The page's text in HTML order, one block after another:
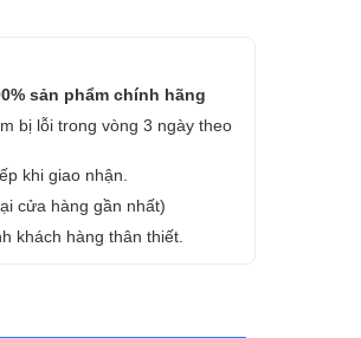
sản phẩm chính hãng
bị lỗi trong vòng 3 ngày theo
khi giao nhận.
cửa hàng gần nhất)
khách hàng thân thiết.